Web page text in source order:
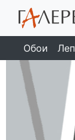
Обои